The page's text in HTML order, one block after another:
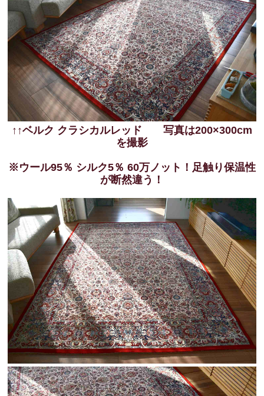
↑↑ベルク クラシカルレッド 写真は200×300cm
を撮影
※ウール95％ シルク5％ 60万ノット！足触り保温性
が断然違う！